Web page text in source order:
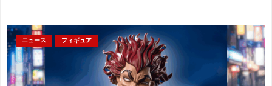
ニュース フィギュア